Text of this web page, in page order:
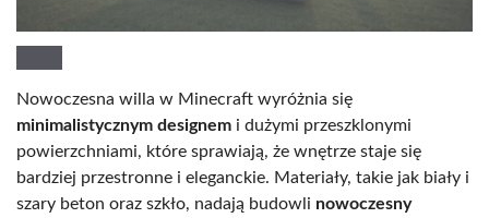
Nowoczesna willa w Minecraft wyróżnia się
minimalistycznym designem i dużymi przeszklonymi
powierzchniami, które sprawiają, że wnętrze staje się
bardziej przestronne i eleganckie. Materiały, takie jak biały i
szary beton oraz szkło, nadają budowli nowoczesny